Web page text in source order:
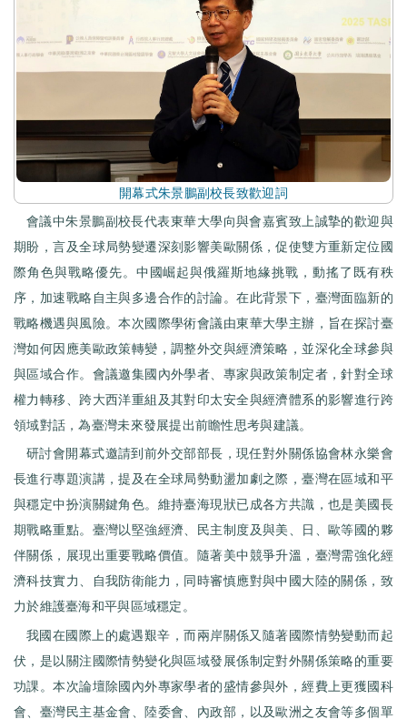
開幕式朱景鵬副校長致歡迎詞
會議中朱景鵬副校長代表東華大學向與會嘉賓致上誠摯的歡迎與
期盼，言及全球局勢變遷深刻影響美歐關係，促使雙方重新定位國
際角色與戰略優先。中國崛起與俄羅斯地緣挑戰，動搖了既有秩
序，加速戰略自主與多邊合作的討論。在此背景下，臺灣面臨新的
戰略機遇與風險。本次國際學術會議由東華大學主辦，旨在探討臺
灣如何因應美歐政策轉變，調整外交與經濟策略，並深化全球參與
與區域合作。會議邀集國內外學者、專家與政策制定者，針對全球
權力轉移、跨大西洋重組及其對印太安全與經濟體系的影響進行跨
領域對話，為臺灣未來發展提出前瞻性思考與建議。
研討會開幕式邀請到前外交部部長，現任對外關係協會林永樂會
長進行專題演講，提及在全球局勢動盪加劇之際，臺灣在區域和平
與穩定中扮演關鍵角色。維持臺海現狀已成各方共識，也是美國長
期戰略重點。臺灣以堅強經濟、民主制度及與美、日、歐等國的夥
伴關係，展現出重要戰略價值。隨著美中競爭升溫，臺灣需強化經
濟科技實力、自我防衛能力，同時審慎應對與中國大陸的關係，致
力於維護臺海和平與區域穩定。
我國在國際上的處遇艱辛，而兩岸關係又隨著國際情勢變動而起
伏，是以關注國際情勢變化與區域發展係制定對外關係策略的重要
功課。本次論壇除國內外專家學者的盛情參與外，經費上更獲國科
會、臺灣民主基金會、陸委會、內政部，以及歐洲之友會等多個單